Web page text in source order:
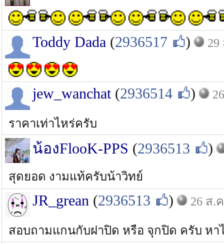
Toddy Dada (2936517 ) 29
jew_wanchat(2936514 )
ราคาเท่าไหร่ครับ
น้องFlooK-PPS (2936513 )
สุดยอด งามแท้ครับน้าวิทย์
JR_grean (2936513 ) 26 ส.
สอบถามแกนกับฝาปิด หรือ จุกปิด ครับ หา